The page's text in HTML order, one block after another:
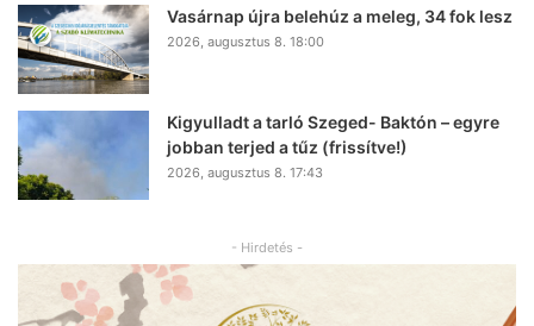
Vasárnap újra belehúz a meleg, 34 fok lesz
2026, augusztus 8. 18:00
Kigyulladt a tarló Szeged- Baktón – egyre
jobban terjed a tűz (frissítve!)
2026, augusztus 8. 17:43
- Hirdetés -